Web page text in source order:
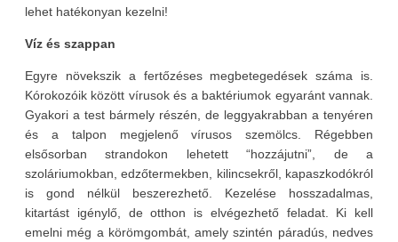
lehet hatékonyan kezelni!
Víz és szappan
Egyre növekszik a fertőzéses megbetegedések száma is.
Kórokozóik között vírusok és a baktériumok egyaránt vannak.
Gyakori a test bármely részén, de leggyakrabban a tenyéren
és a talpon megjelenő vírusos szemölcs. Régebben
elsősorban strandokon lehetett “hozzájutni”, de a
szoláriumokban, edzőtermekben, kilincsekről, kapaszkodókról
is gond nélkül beszerezhető. Kezelése hosszadalmas,
kitartást igénylő, de otthon is elvégezhető feladat. Ki kell
emelni még a körömgombát, amely szintén páradús, nedves